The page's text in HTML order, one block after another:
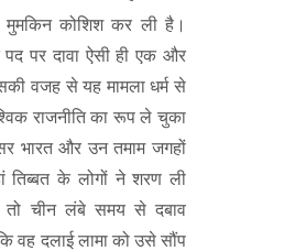
मुमकिन कोशिश कर ली है।
पद पर दावा ऐसी ही एक और
वजह से यह मामला धर्म से
राजनीति का रूप ले चुका
भारत और उन तमाम जगहों
तिब्बत के लोगों ने शरण ली
तो चीन लंबे समय से दबाव
वह दलाई लामा को उसे सौंप